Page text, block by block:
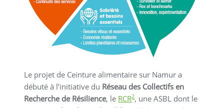
Le projet de Ceinture alimentaire sur Namur a
débuté à l’initiative du Réseau des Collectifs en
Recherche de Résilience, le RCR2, une ASBL dont le